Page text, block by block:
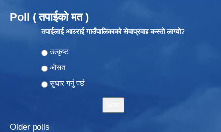
Poll ( तपाईको मत )
तपाईलाई आठराई गाउँपालिकाको सेवाप्रवाह कस्तो लाग्यो?
Choices
उत्कृष्ट
औसत
सुधार गर्नु पर्छ
Older polls